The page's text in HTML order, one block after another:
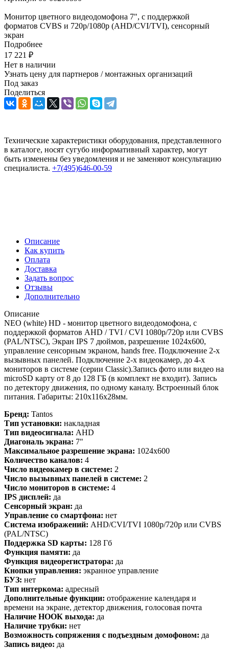
Монитор цветного видеодомофона 7", с поддержкой
форматов CVBS и 720p/1080p (AHD/CVI/TVI), сенсорный
экран
Подробнее
17 221 ₽
Нет в наличии
Узнать цену для партнеров / монтажных организаций
Под заказ
Поделиться
Технические характеристики оборудования, представленного
в каталоге, носят сугубо информативный характер, могут
быть изменены без уведомления и не заменяют консультацию
специалиста. +7(495)646-00-59
Описание
Как купить
Оплата
Доставка
Задать вопрос
Отзывы
Дополнительно
Описание
NEO (white) HD - монитор цветного видеодомофона, с
поддержкой форматов AHD / TVI / CVI 1080р/720p или CVBS
(PAL/NTSC), Экран IPS 7 дюймов, разрешение 1024х600,
управление сенсорным экраном, hands free. Подключение 2-х
вызывных панелей. Подключение 2-х видеокамер, до 4-х
мониторов в системе (серии Classic).Запись фото или видео на
microSD карту от 8 до 128 ГБ (в комплект не входит). Запись
по детектору движения, по одному каналу. Встроенный блок
питания. Габариты: 210х116х28мм.
Бренд: Tantos
Тип установки: накладная
Тип видеосигнала: AHD
Диагональ экрана: 7"
Максимальное разрешение экрана: 1024x600
Количество каналов: 4
Число видеокамер в системе: 2
Число вызывных панелей в системе: 2
Число мониторов в системе: 4
IPS дисплей: да
Сенсорный экран: да
Управление со смартфона: нет
Система изображений: AHD/CVI/TVI 1080p/720p или CVBS
(PAL/NTSC)
Поддержка SD карты: 128 Гб
Функция памяти: да
Функция видеорегистратора: да
Кнопки управления: экранное управление
БУЗ: нет
Тип интеркома: адресный
Дополнительные функции: отображение календаря и
времени на экране, детектор движения, голосовая почта
Наличие НООК выхода: да
Наличие трубки: нет
Возможность сопряжения с подъездным домофоном: да
Запись видео: да